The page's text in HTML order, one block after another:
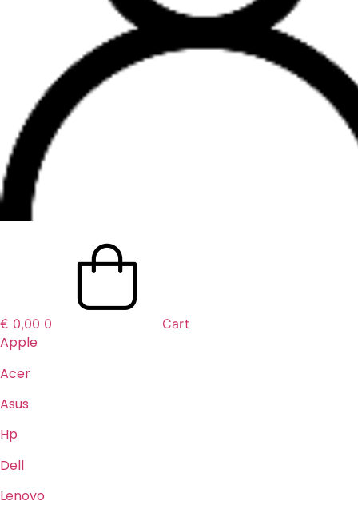
€ 0,00 0 Cart
Apple
Acer
Asus
Hp
Dell
Lenovo